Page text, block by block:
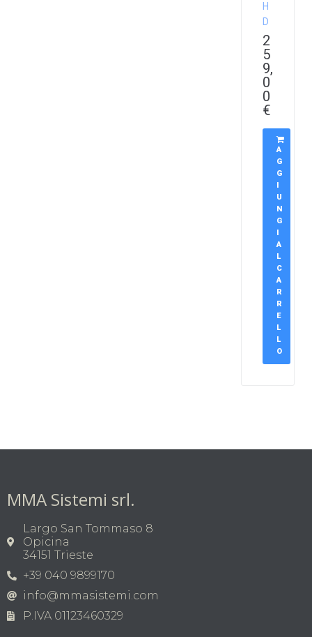
H
D
2
5
9,
0
0
€
A
G
G
U
N
G
A
L
C
A
R
R
E
L
L
O
MMA Sistemi srl.
Largo San Tommaso 8
Opicina
34151 Trieste
+39 040 9899170
info@mmasistemi.com
P.IVA 01123460329